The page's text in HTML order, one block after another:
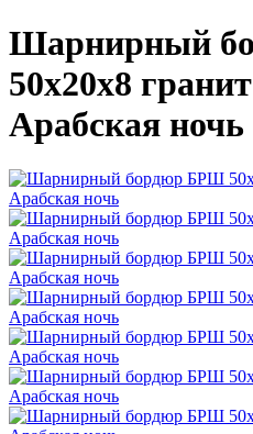
Шарнирный
50х20х8
Арабская ночь